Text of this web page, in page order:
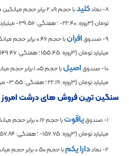
8- نماد
کلیدبا حجم2.09برابر حجم میانگین
تومان (3روزه:
-22.40؛ هفتگی:-39.56
9- صندوق
افرانبا حجم0.46برابر حجم
میلیارد تومان (3روزه:
155.45؛ هفتگی:149.47
10- صندوق
اصیلبا حجم1.05برابر حجم
میلیارد تومان (3روزه:
22.19؛ هفتگی:-3.55
سنگین ترین فروش های درشت امروز در بازار
1- صندوق یاقوتبا حجم0.16برابر حجم
میلیارد تومان (3روزه:
-156.75؛ هفتگی:
2- نماد
دارا یکمبا حجم0.50برابر حجم